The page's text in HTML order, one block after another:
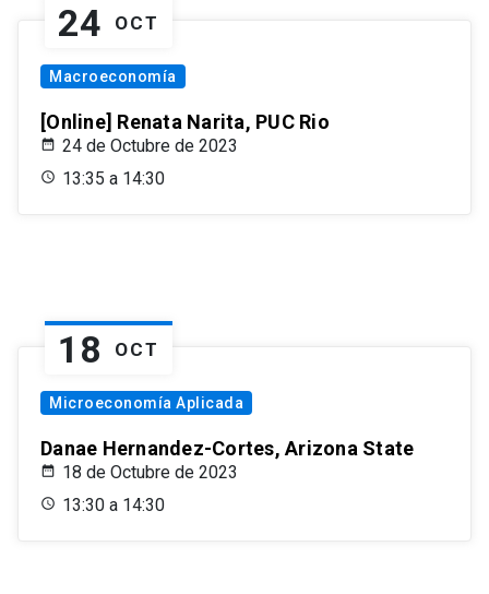
24 OCT
Macroeconomía
[Online] Renata Narita, PUC Rio
24 de Octubre de 2023
13:35 a 14:30
18 OCT
Microeconomía Aplicada
Danae Hernandez-Cortes, Arizona State
18 de Octubre de 2023
13:30 a 14:30